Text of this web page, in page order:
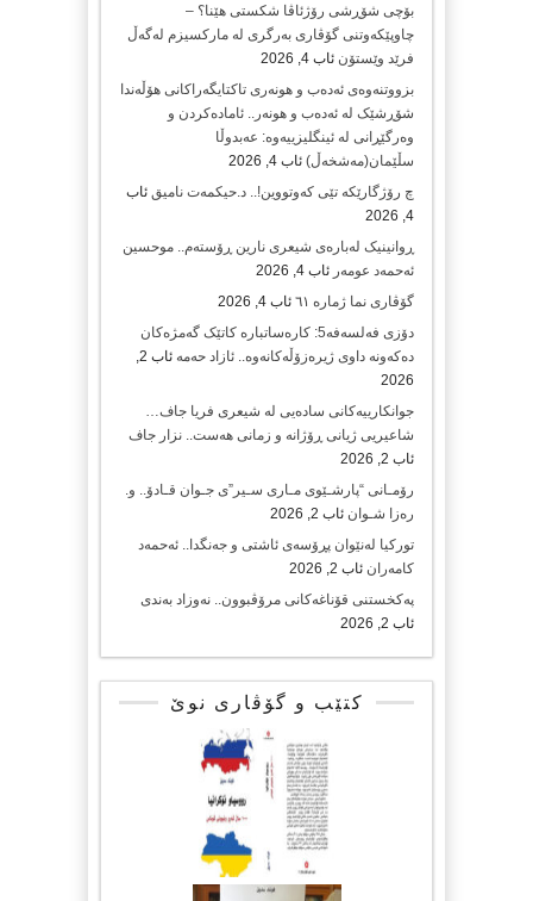
بۆچی شۆڕشی رۆژئاڤا شکستی هێنا؟ –
چاوپێکەوتنی گۆڤاری بەرگری لە مارکسیزم لەگەڵ
فرێد وێستۆن ئاب 4, 2026
بزووتنەوەی ئەدەب و هونەری تاکتایگەراکانی هۆڵەندا
شۆڕشێک لە ئەدەب و هونەر.. ئامادەکردن و
وەرگێڕانی لە ئینگلیزییەوە: عەبدوڵا
سڵێمان(مەشخەڵ) ئاب 4, 2026
چ رۆژگارێکە تێی کەوتووین!.. د.حیکمەت نامیق ئاب
4, 2026
ڕوانینیک لەبارەى شیعرى نارین ڕۆستەم.. موحسین
ئەحمەد عومەر ئاب 4, 2026
گۆڤاری نما ژمارە ٦١
ئاب 4, 2026
دۆزی فەلسەفە5: کارەساتبارە کاتێک گەمژەکان
دەکەونە داوی ژیرەزۆڵەکانەوە.. ئازاد حەمە
ئاب 2,
2026
جوانکارییەکانی سادەیی لە شیعری فریا جاف…
شاعیریی ژیانی ڕۆژانە و زمانی هەست.. نزار جاف
ئاب 2, 2026
رۆمـانی “پارشـێوی مـاری سـیر”ی جـوان قـادۆ.. و.
رەزا شـوان ئاب 2, 2026
تورکیا لەنێوان پڕۆسەی ئاشتی و جەنگدا.. ئەحمەد
کامەران ئاب 2, 2026
پەکخستنی قۆناغەکانی مرۆڤبوون.. نەوزاد بەندی
ئاب 2, 2026
کتێب و گۆڤاری نوێ